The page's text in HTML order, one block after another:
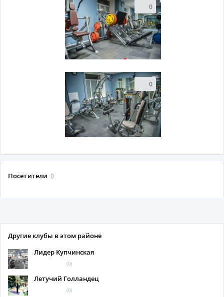
0
0
Посетители 0
Другие клубы в этом районе
Лидер Купчинская
(0)
Летучий Голландец
(0)